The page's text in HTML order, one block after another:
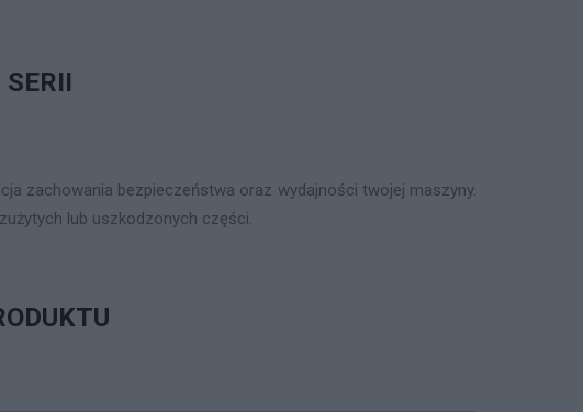
SERII
zachowania bezpieczeństwa oraz wydajności twojej maszyny.
lub uszkodzonych części.